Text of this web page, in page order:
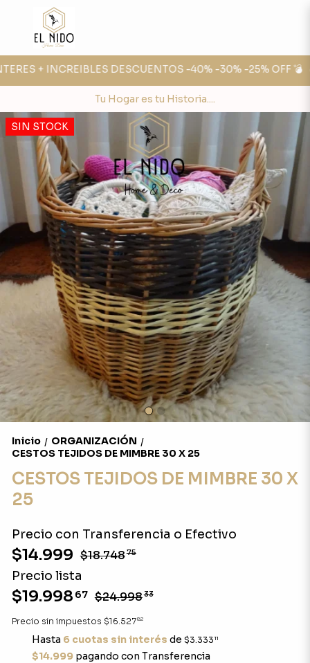
+ INCREIBLES DESCUENTOS -40% -30% -25% OFF 💣 🔥
Tu Hogar es tu Historia....
SIN STOCK
Inicio / ORGANIZACIÓN /
CESTOS TEJIDOS DE MIMBRE 30 X 25
CESTOS TEJIDOS DE MIMBRE 30 X
25
Precio con Transferencia o Efectivo
$14.999 $18.74875
Precio lista
$19.998 67 $24.99833
Precio sin impuestos $16.52782
Hasta 6 cuotas sin interés de $3.333 11
$14.999pagando con Transferencia